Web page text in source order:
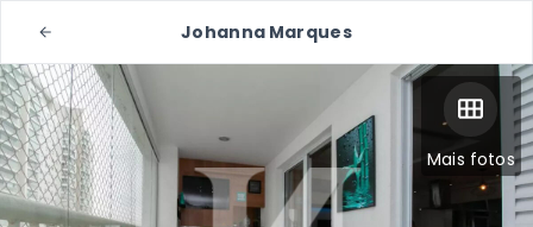
Johanna Marques
Mais fotos